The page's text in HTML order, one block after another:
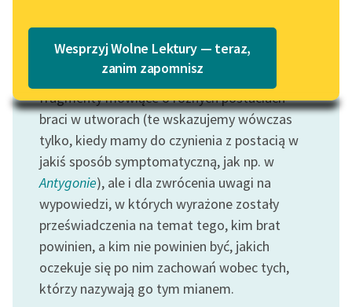
Lektury szkolne i klasyka
literatury do słuchania dla
uczennic i uczniów z
niepełnosprawnościami
E-kolekcja lektur
szkolnych i literatury do
słuchania dla uczennic i
uczniów z
niepełnosprawnościami
Feministyczne inspiracje.
Popularyzacja
skandynawskiej literatury
Katalog w formacie PDF
Wesprzyj Wolne Lektury — teraz,
zanim zapomnisz
Motyw: Brat
Zaznaczaliśmy w ten sposób nie tylko
fragmenty mówiące o różnych postaciach
braci w utworach (te wskazujemy wówczas
tylko, kiedy mamy do czynienia z postacią w
jakiś sposób symptomatyczną, jak np. w
Antygonie), ale i dla zwrócenia uwagi na
wypowiedzi, w których wyrażone zostały
przeświadczenia na temat tego, kim brat
powinien, a kim nie powinien być, jakich
oczekuje się po nim zachowań wobec tych,
którzy nazywają go tym mianem.